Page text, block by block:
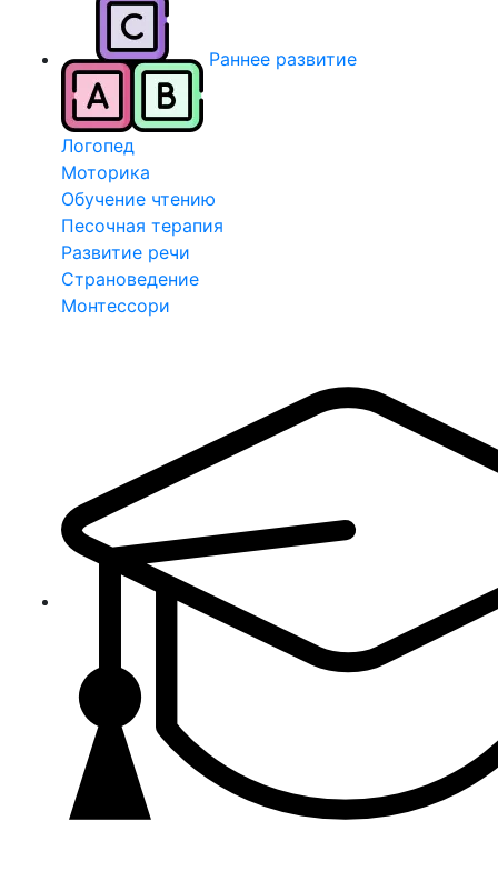
Раннее развитие
Логопед
Моторика
Обучение чтению
Песочная терапия
Развитие речи
Страноведение
Монтессори